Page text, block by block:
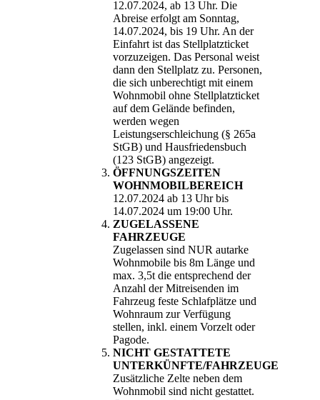
12.07.2024, ab 13 Uhr. Die
Abreise erfolgt am Sonntag,
14.07.2024, bis 19 Uhr. An der
Einfahrt ist das Stellplatzticket
vorzuzeigen. Das Personal weist
dann den Stellplatz zu. Personen,
die sich unberechtigt mit einem
Wohnmobil ohne Stellplatzticket
auf dem Gelände befinden,
werden wegen
Leistungserschleichung (§ 265a
StGB) und Hausfriedensbuch
(123 StGB) angezeigt.
ÖFFNUNGSZEITEN
WOHNMOBILBEREICH
12.07.2024 ab 13 Uhr bis
14.07.2024 um 19:00 Uhr.
ZUGELASSENE
FAHRZEUGE
Zugelassen sind NUR autarke
Wohnmobile bis 8m Länge und
max. 3,5t die entsprechend der
Anzahl der Mitreisenden im
Fahrzeug feste Schlafplätze und
Wohnraum zur Verfügung
stellen, inkl. einem Vorzelt oder
Pagode.
NICHT GESTATTETE
UNTERKÜNFTE/FAHRZEUGE
Zusätzliche Zelte neben dem
Wohnmobil sind nicht gestattet.